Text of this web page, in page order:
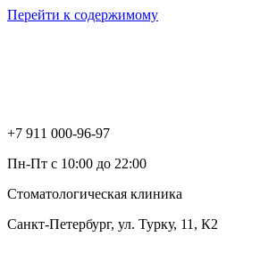
Перейти к содержимому
+7 911 000-96-97
Пн-Пт с 10:00 до 22:00
Стоматологическая клиника
Санкт-Петербург, ул. Турку, 11, К2